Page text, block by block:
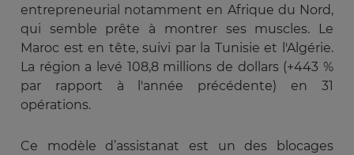
entrepreneurial notamment en Afrique du Nord,
qui semble prête à montrer ses muscles. Le
Maroc est en tête, suivi par la Tunisie et l'Algérie.
La région a levé 108,8 millions de dollars (+443 %
par rapport à l'année précédente) en 31
opérations.
Ce modèle d’assistanat est un des blocages